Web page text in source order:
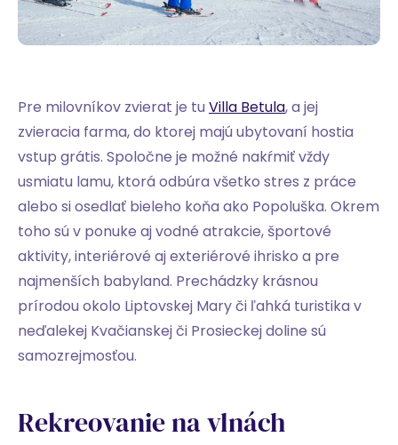
Pre milovníkov zvierat je tuVilla Betula, a jej
zvieracia farma, do ktorej majú ubytovaní hostia
vstup grátis. Spoločne je možné nakŕmiť vždy
usmiatu lamu, ktorá odbúra všetko stres z práce
alebo si osedlať bieleho koňa ako Popoluška. Okrem
toho sú v ponuke aj vodné atrakcie, športové
aktivity, interiérové aj exteriérové ihrisko a pre
najmenších babyland. Prechádzky krásnou
prírodou okolo Liptovskej Mary či ľahká turistika v
neďalekej Kvačianskej či Prosieckej doline sú
samozrejmosťou.
Rekreovanie na vlnách